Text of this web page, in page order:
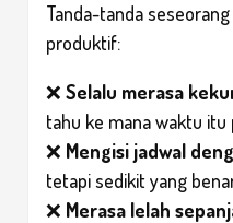
Tanda-tanda
produktif:
❌ Selalu merasa
tahu ke mana waktu itu
❌ Mengisi jadwal
tetapi sedikit yang
❌ Merasa lelah